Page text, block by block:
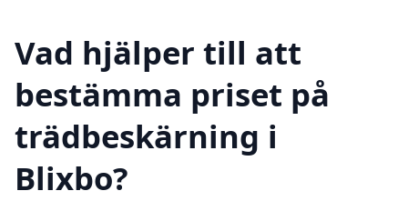
Vad hjälper till att
bestämma priset på
trädbeskärning i
Blixbo?